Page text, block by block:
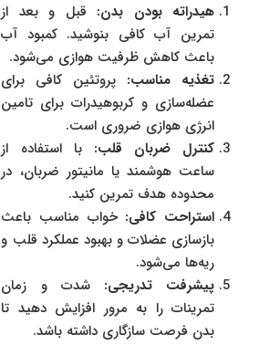
هیدراته بودن بدن: قبل و بعد از
تمرین آب کافی بنوشید. کمبود آب
باعث کاهش ظرفیت هوازی می‌شود.
تغذیه مناسب: پروتئین کافی برای
عضله‌سازی و کربوهیدرات برای تامین
انرژی هوازی ضروری است.
کنترل ضربان قلب: با استفاده از
ساعت هوشمند یا مانیتور ضربان، در
محدوده هدف تمرین کنید.
استراحت کافی: خواب مناسب باعث
بازسازی عضلات و بهبود عملکرد قلب و
ریه‌ها می‌شود.
پیشرفت تدریجی: شدت و زمان
تمرینات را به مرور افزایش دهید تا
بدن فرصت سازگاری داشته باشد.